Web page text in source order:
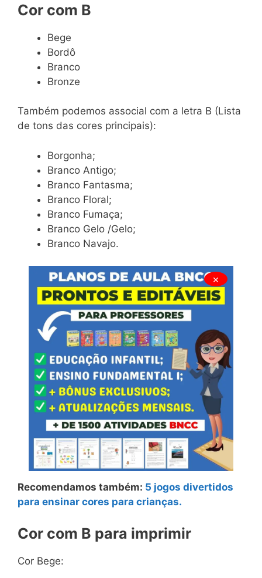
Cor com B
Bege
Bordô
Branco
Bronze
Também podemos associal com a letra B (Lista
de tons das cores principais):
Borgonha;
Branco Antigo;
Branco Fantasma;
Branco Floral;
Branco Fumaça;
Branco Gelo /Gelo;
Branco Navajo.
×
Recomendamos também: 5 jogos divertidos
para ensinar cores para crianças.
Cor com B para imprimir
Cor Bege: